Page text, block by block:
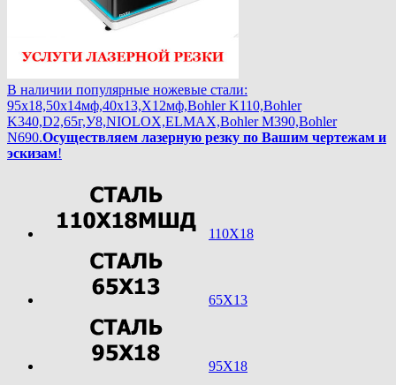
В наличии популярные ножевые стали:
95х18,50х14мф,40х13,Х12мф,Bohler K110,Bohler
K340,D2,65г,У8,NIOLOX,ELMAX,Bohler М390,Bohler
N690.Осуществляем лазерную резку по Вашим чертежам и
эскизам!
110Х18
65Х13
95Х18